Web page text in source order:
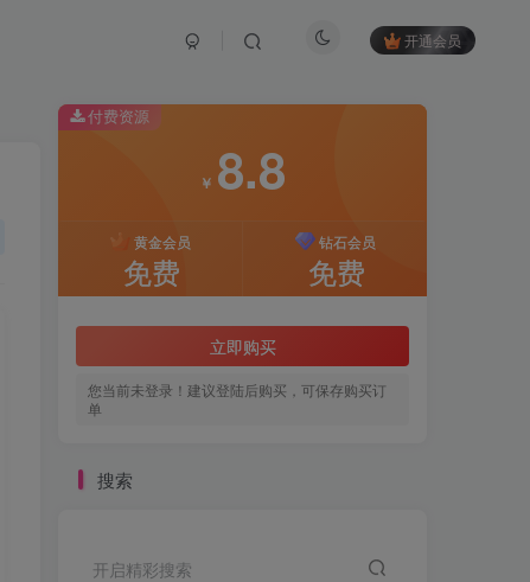
开通会员
付费资源
￥ 8.8
黄金会员
免费
钻石会员
免费
立即购买
您当前未登录！建议登陆后购买，可保存购买订
单
搜索
开启精彩搜索